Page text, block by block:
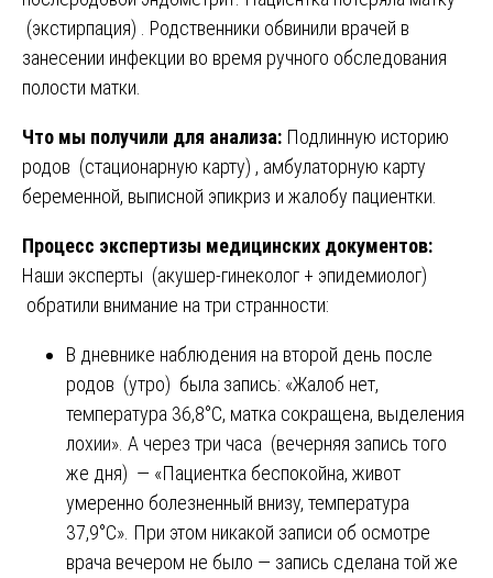
(экстирпация) . Родственники обвинили врачей в
занесении инфекции во время ручного обследования
полости матки.
Что мы получили для анализа: Подлинную историю
родов (стационарную карту) , амбулаторную карту
беременной, выписной эпикриз и жалобу пациентки.
Процесс экспертизы медицинских документов:
Наши эксперты (акушер-гинеколог + эпидемиолог)
обратили внимание на три странности:
В дневнике наблюдения на второй день после
родов (утро) была запись: «Жалоб нет,
температура 36,8°C, матка сокращена, выделения
лохии». А через три часа (вечерняя запись того
же дня) — «Пациентка беспокойна, живот
умеренно болезненный внизу, температура
37,9°C». При этом никакой записи об осмотре
врача вечером не было — запись сделана той же